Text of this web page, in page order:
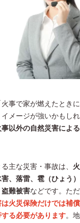
事で家が燃えたとき
メージが強いかもし
事以外の自然災害によ
主な災害・事故は、
、落雷、雹（ひょう
難被害などです。ただ
火災保険だけでは補
する必要があります。